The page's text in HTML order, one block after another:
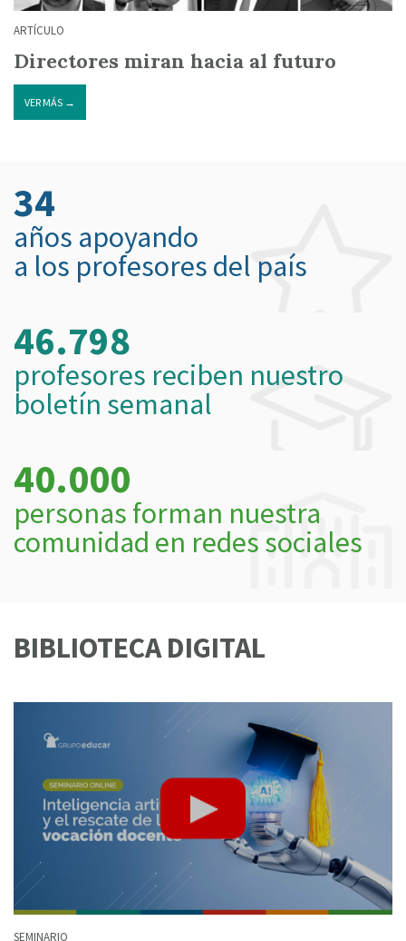
ARTÍCULO
Directores miran hacia al futuro
VER MÁS →
34
años apoyando
a los profesores del país
46.798
profesores reciben nuestro
boletín semanal
40.000
personas forman nuestra
comunidad en redes sociales
BIBLIOTECA DIGITAL
SEMINARIO